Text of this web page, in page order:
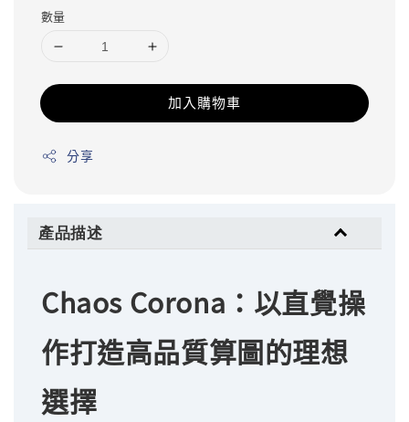
數量
加入購物車
分享
產品描述
Chaos Corona：以直覺操
作打造高品質算圖的理想
選擇